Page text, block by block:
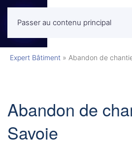
Passer au contenu principalMENU
Expert Bâtiment » Abandon de
Abandon de
Savoie